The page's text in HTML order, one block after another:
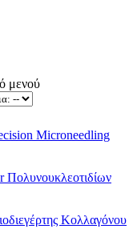
μενού
Microneedling
Πολυνουκλεοτιδίων
Κολλαγόνου